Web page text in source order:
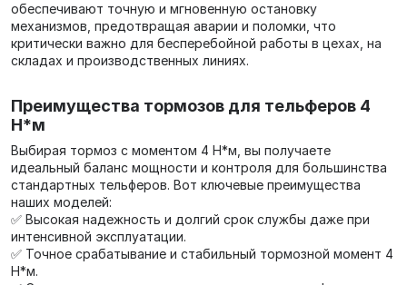
обеспечивают точную и мгновенную остановку
механизмов, предотвращая аварии и поломки, что
критически важно для бесперебойной работы в цехах, на
складах и производственных линиях.
Преимущества тормозов для тельферов 4
Н*м
Выбирая тормоз с моментом 4 Н*м, вы получаете
идеальный баланс мощности и контроля для большинства
стандартных тельферов. Вот ключевые преимущества
наших моделей:
✅ Высокая надежность и долгий срок службы даже при
интенсивной эксплуатации.
✅ Точное срабатывание и стабильный тормозной момент 4
Н*м.